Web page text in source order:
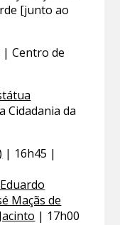
[junto ao
| Centro de
Cidadania da
| 16h45 |
Maçãs de
| 17h00